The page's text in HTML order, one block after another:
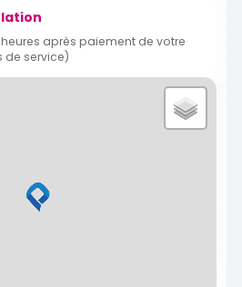
après paiement de votre
de service)